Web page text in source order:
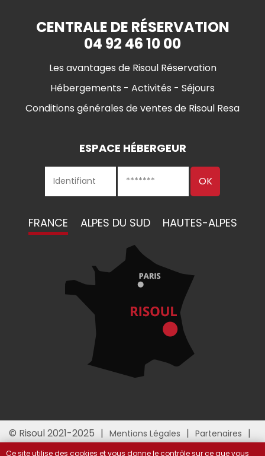
CENTRALE DE RÉSERVATION
04 92 46 10 00
Les avantages de Risoul Réservation
Hébergements - Activités - Séjours
Conditions générales de ventes de Risoul Resa
ESPACE HÉBERGEUR
FRANCE ALPES DU SUD HAUTES-ALPES
© Risoul 2021-2025 Mentions Légales
Partenaires
Gestion des cookies
Ce site utilise des cookies et vous donne le contrôle sur ce que vous